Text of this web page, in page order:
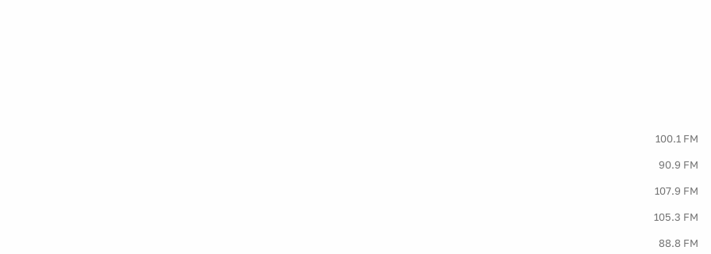
100.1 FM
90.9 FM
107.9 FM
105.3 FM
88.8 FM